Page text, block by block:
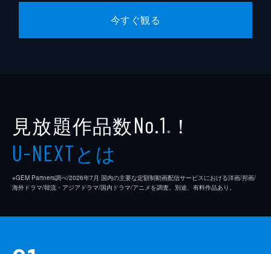
今すぐ観る
見放題作品数No.1 ※ ！
U-NEXTとは
※GEM Partners調べ/2026年7⽉ 国内の主要な定額制動画配信サービスにおける洋画/邦画/
海外ドラマ/韓流・アジアドラマ/国内ドラマ/アニメを調査。別途、有料作品あり。